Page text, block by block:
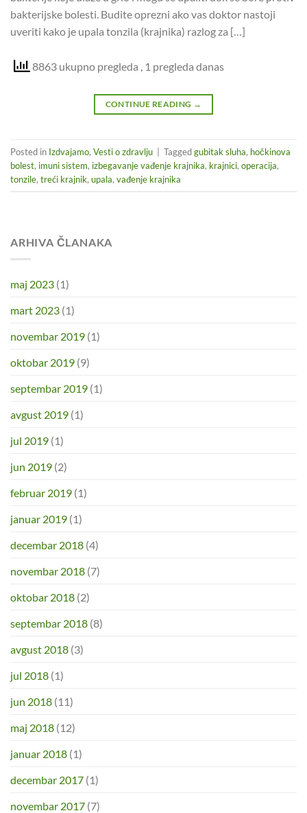
bakterijske bolesti. Budite oprezni ako vas doktor nastoji
uveriti kako je upala tonzila (krajnika) razlog za […]
8863 ukupno pregleda , 1 pregleda danas
CONTINUE READING →
Posted in Izdvajamo, Vesti o zdravlju Taggedgubitak sluha, hočkinova
bolest, imuni sistem, izbegavanje vađenje krajnika, krajnici, operacija,
tonzile, treći krajnik, upala, vađenje krajnika
ARHIVA ČLANAKA
maj 2023 (1)
mart 2023 (1)
novembar 2019 (1)
oktobar 2019 (9)
septembar 2019 (1)
avgust 2019 (1)
jul 2019 (1)
jun 2019 (2)
februar 2019 (1)
januar 2019 (1)
decembar 2018 (4)
novembar 2018 (7)
oktobar 2018 (2)
septembar 2018 (8)
avgust 2018 (3)
jul 2018 (1)
jun 2018 (11)
maj 2018 (12)
januar 2018 (1)
decembar 2017 (1)
novembar 2017 (7)